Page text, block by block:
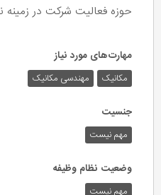
حوزه فعالیت شرکت در زمینه
مهارت‌های مورد نیاز
مکانیک مهندسی مکانیک
جنسیت
مهم نیست
وضعیت نظام وظیفه
مهم‌ نیست